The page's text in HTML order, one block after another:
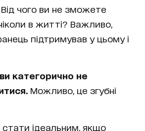
чого ви не зможете
в житті? Важливо,
підтримував у цьому і
категорично не
Можливо, це згубні
ідеальним, якщо